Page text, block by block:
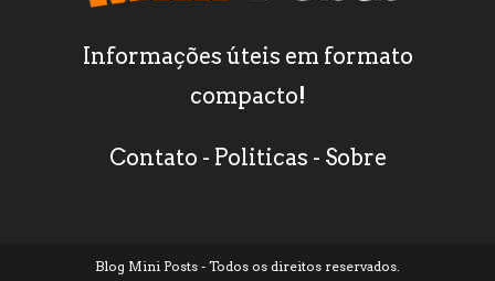
Informações úteis em formato
compacto!
Contato - Politicas - Sobre
Blog Mini Posts - Todos os direitos reservados.